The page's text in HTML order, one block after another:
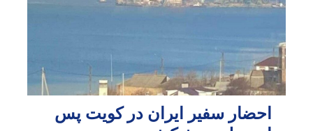
احضار سفیر ایران در کویت پس